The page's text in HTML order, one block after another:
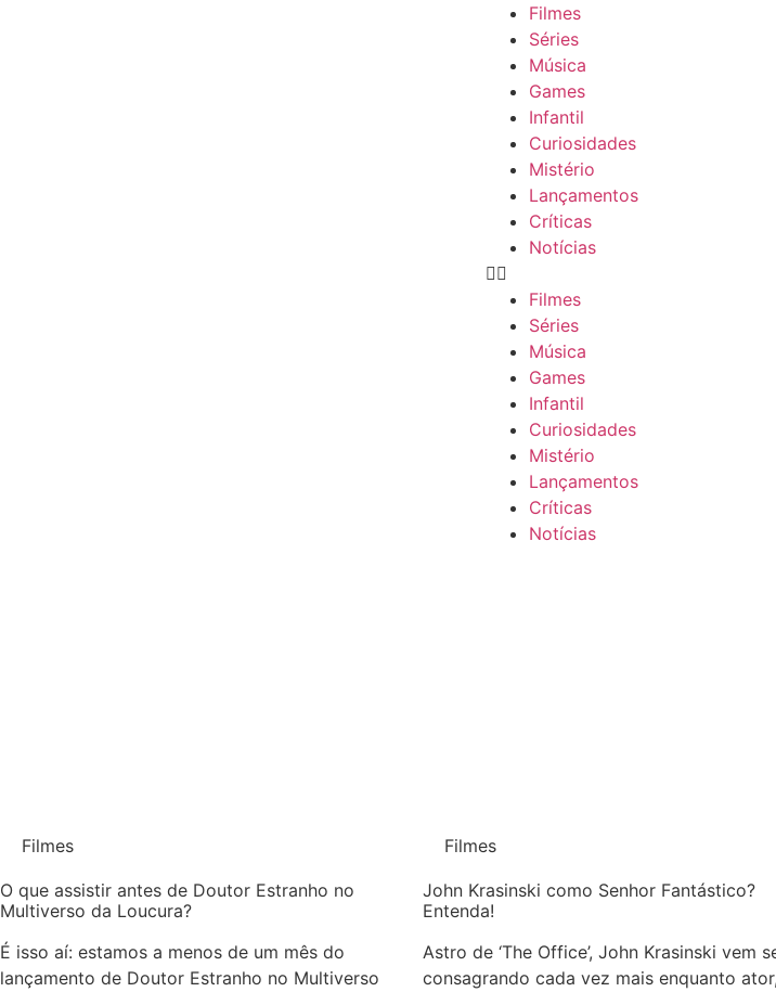
Filmes
Séries
Música
Games
Infantil
Curiosidades
Mistério
Lançamentos
Críticas
Notícias
Filmes
Séries
Música
Games
Infantil
Curiosidades
Mistério
Lançamentos
Críticas
Notícias
Filmes
O que assistir antes de Doutor Estranho no
Multiverso da Loucura?
É isso aí: estamos a menos de um mês do
lançamento de Doutor Estranho no Multiverso
Filmes
John Krasinski como Senhor Fantástico?
Entenda!
Astro de ‘The Office’, John Krasinski vem
consagrando cada vez mais enquanto